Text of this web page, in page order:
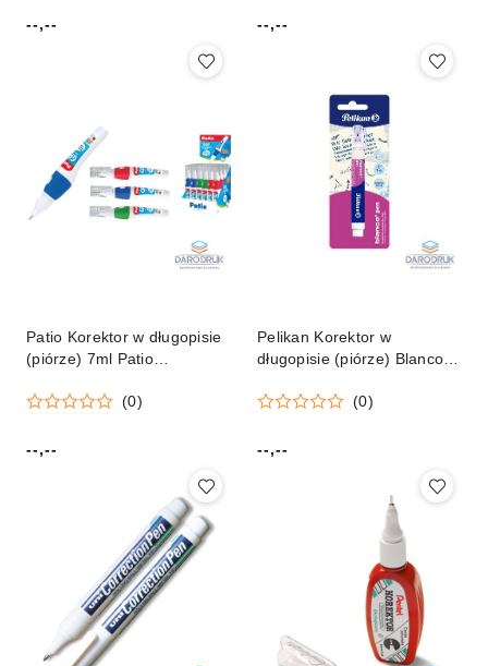
Cena:
--,--
Cena:
--,--
Patio Korektor w długopisie
(piórze) 7ml Patio
(0)
Cena:
--,--
Pelikan Korektor w
długopisie (piórze) Blanco
(300001139) (0)
Cena:
--,--